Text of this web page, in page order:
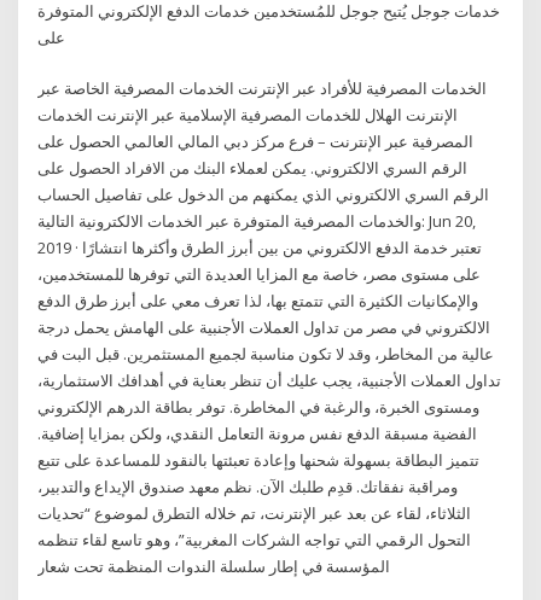
خدمات جوجل يُتيح جوجل للمُستخدمين خدمات الدفع الإلكتروني المتوفرة
على
الخدمات المصرفية للأفراد عبر الإنترنت الخدمات المصرفية الخاصة عبر
الإنترنت الهلال للخدمات المصرفية الإسلامية عبر الإنترنت الخدمات
المصرفية عبر الإنترنت – فرع مركز دبي المالي العالمي الحصول على
الرقم السري الالكتروني. يمكن لعملاء البنك من الافراد الحصول على
الرقم السري الالكتروني الذي يمكنهم من الدخول على تفاصيل الحساب
والخدمات المصرفية المتوفرة عبر الخدمات الالكترونية التالية: Jun 20,
2019 · تعتبر خدمة الدفع الالكتروني من بين أبرز الطرق وأكثرها انتشارًا
على مستوى مصر، خاصة مع المزايا العديدة التي توفرها للمستخدمين،
والإمكانيات الكثيرة التي تتمتع بها، لذا تعرف معي على أبرز طرق الدفع
الالكتروني في مصر من تداول العملات الأجنبية على الهامش يحمل درجة
عالية من المخاطر، وقد لا تكون مناسبة لجميع المستثمرين. قبل البت في
تداول العملات الأجنبية، يجب عليك أن تنظر بعناية في أهدافك الاستثمارية،
ومستوى الخبرة، والرغبة في المخاطرة. توفر بطاقة الدرهم الإلكتروني
الفضية مسبقة الدفع نفس مرونة التعامل النقدي، ولكن بمزايا إضافية.
تتميز البطاقة بسهولة شحنها وإعادة تعبئتها بالنقود للمساعدة على تتبع
ومراقبة نفقاتك. قدِم طلبك الآن. نظم معهد صندوق الإيداع والتدبير،
الثلاثاء، لقاء عن بعد عبر الإنترنت، تم خلاله التطرق لموضوع “تحديات
التحول الرقمي التي تواجه الشركات المغربية”، وهو تاسع لقاء تنظمه
المؤسسة في إطار سلسلة الندوات المنظمة تحت شعار